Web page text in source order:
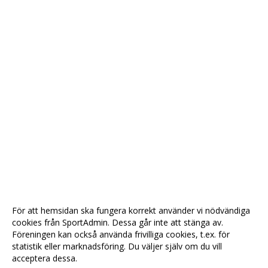
För att hemsidan ska fungera korrekt använder vi nödvändiga
cookies från SportAdmin. Dessa går inte att stänga av.
Föreningen kan också använda frivilliga cookies, t.ex. för
statistik eller marknadsföring. Du väljer själv om du vill
acceptera dessa.